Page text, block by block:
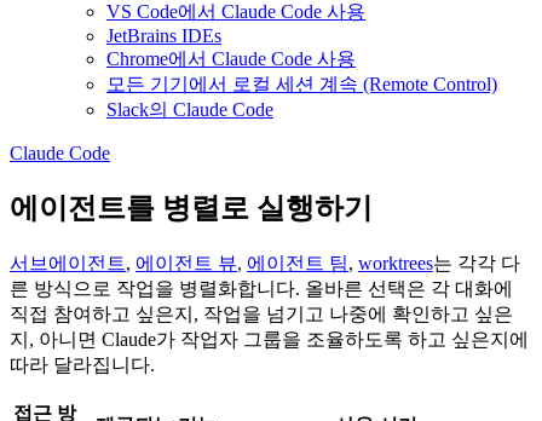
VS Code에서 Claude Code 사용
JetBrains IDEs
Chrome에서 Claude Code 사용
모든 기기에서 로컬 세션 계속 (Remote Control)
Slack의 Claude Code
Claude Code
에이전트를 병렬로 실행하기
서브에이전트, 에이전트 뷰, 에이전트 팀, worktrees는 각각 다
른 방식으로 작업을 병렬화합니다. 올바른 선택은 각 대화에
직접 참여하고 싶은지, 작업을 넘기고 나중에 확인하고 싶은
지, 아니면 Claude가 작업자 그룹을 조율하도록 하고 싶은지에
따라 달라집니다.
접근 방